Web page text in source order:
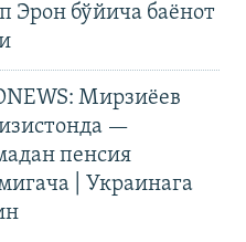
Эрон бўйича баёнот
Мирзиёев
—
пенсия
| Украинага